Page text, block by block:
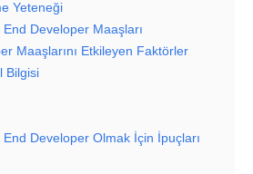
Yeteneği
End Developer Maaşları
Maaşlarını Etkileyen Faktörler
Bilgisi
End Developer Olmak İçin İpuçları